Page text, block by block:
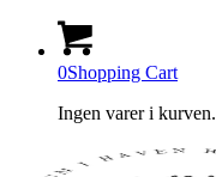
0Shopping Cart
Ingen varer i kurven.